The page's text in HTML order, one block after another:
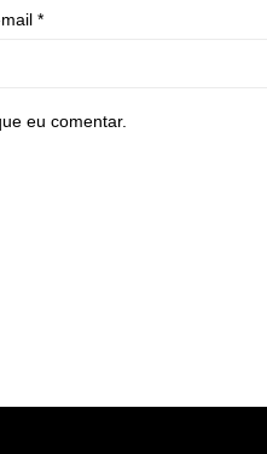
*
eu comentar.